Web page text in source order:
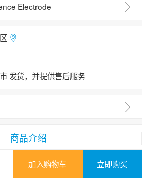
Electrode
发货，并提供售后服务
商品介绍
立即购买
加入购物车